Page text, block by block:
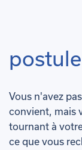
Vous n'avez
convient, mais
tournant à
ce que vous